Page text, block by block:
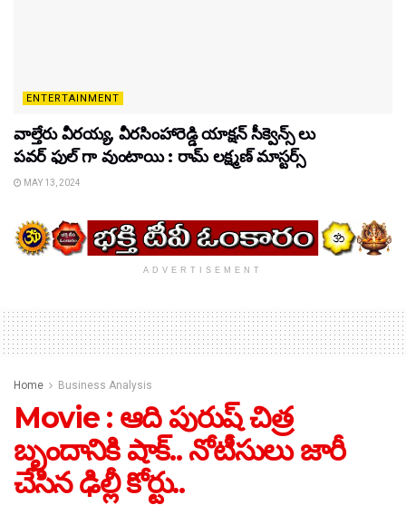
ENTERTAINMENT
వాల్తేరు వీరయ్య, వీరసింహారెడ్డి యాక్షన్ సీక్వెన్స్ లు
పవర్ ఫుల్ గా వుంటాయి : రామ్ లక్ష్మణ్ మాస్టర్స్
MAY 13, 2024
ADVERTISEMENT
Home Business Analysis
Movie : ఆది పురుష్ చిత్ర
బృందానికి షాక్.. నోటీసులు జారీ
చేసిన ఢిల్లీ కోర్టు..